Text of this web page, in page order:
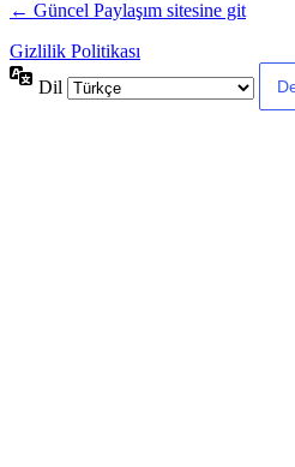
← Güncel Paylaşım sitesine git
Gizlilik Politikası
Dil